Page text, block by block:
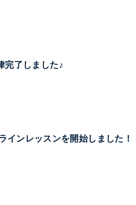
完了しました♪
インレッスンを開始しました！